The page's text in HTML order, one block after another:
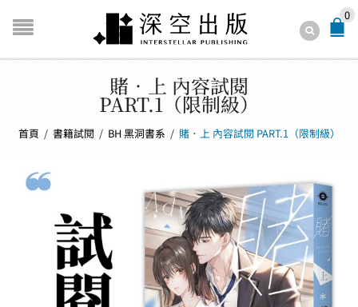
0
賭．上 內容試閱
PART.1（限制級）
首頁 / 書籍試閱 / BH 黑洞書系 / 賭．上 內容試閱 PART.1（限制級）